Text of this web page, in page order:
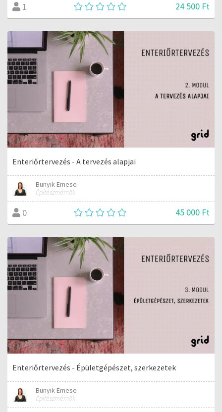
1 24 500 Ft
Enteriőrtervezés - A tervezés alapjai
Bunyik Emese
Építészmérnök
0 45 000 Ft
Enteriőrtervezés - Épületgépészet, szerkezetek
Bunyik Emese
Építészmérnök